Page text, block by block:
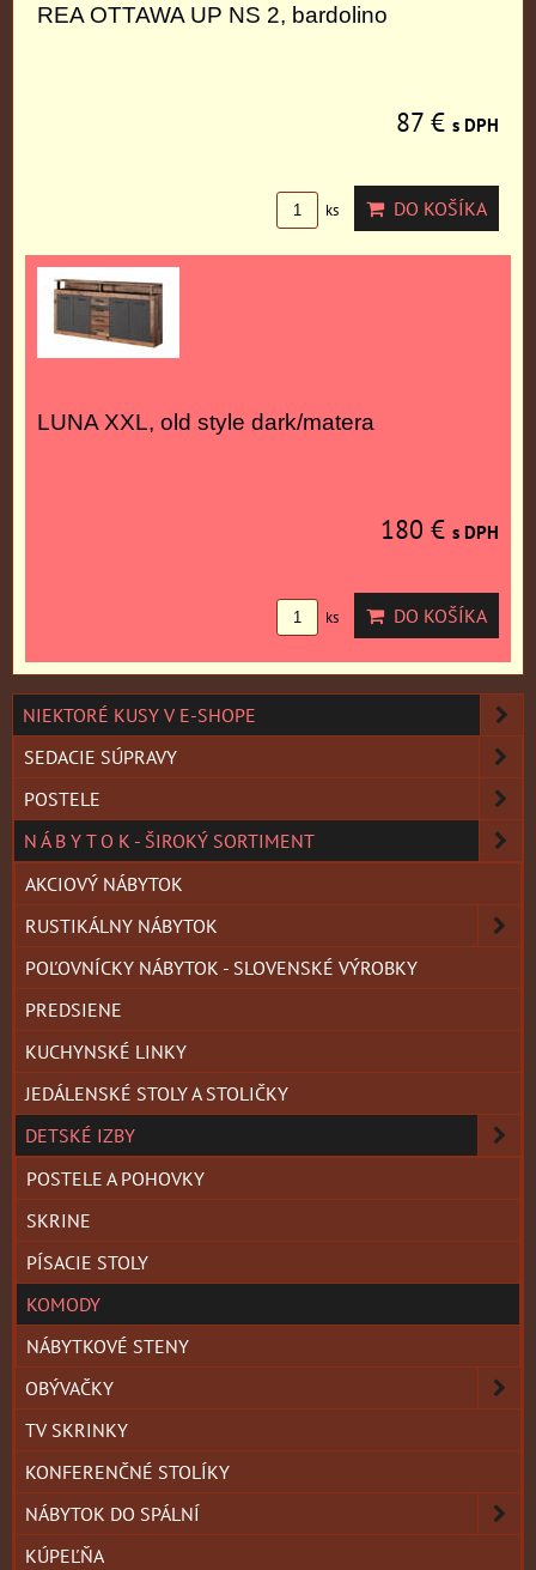
REA OTTAWA UP NS 2, bardolino
87 € s DPH
ks DO KOŠÍKA
LUNA XXL, old style dark/matera
180 € s DPH
ks DO KOŠÍKA
NIEKTORÉ KUSY V E-SHOPE
SEDACIE SÚPRAVY
POSTELE
N Á B Y T O K - ŠIROKÝ SORTIMENT
AKCIOVÝ NÁBYTOK
RUSTIKÁLNY NÁBYTOK
POĽOVNÍCKY NÁBYTOK - SLOVENSKÉ VÝROBKY
PREDSIENE
KUCHYNSKÉ LINKY
JEDÁLENSKÉ STOLY A STOLIČKY
DETSKÉ IZBY
POSTELE A POHOVKY
SKRINE
PÍSACIE STOLY
KOMODY
NÁBYTKOVÉ STENY
OBÝVAČKY
TV SKRINKY
KONFERENČNÉ STOLÍKY
NÁBYTOK DO SPÁLNÍ
KÚPEĽŇA